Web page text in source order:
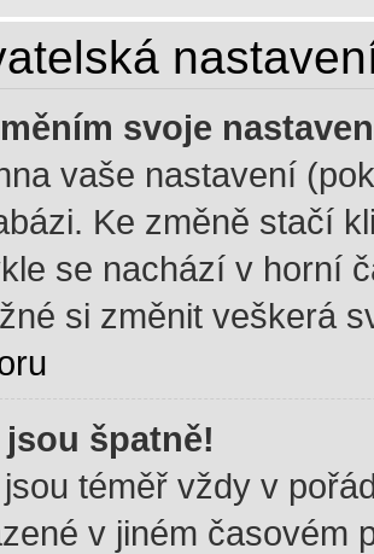
svoje
vaše nastavení
Ke změně stačí
se nachází v horní
si změnit veškerá
jsou špatně!
téměř vždy v
v jiném časovém